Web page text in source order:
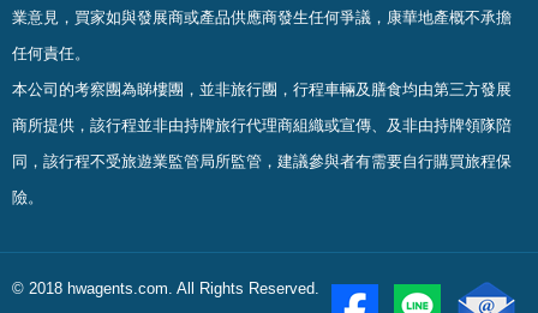
業意見，買家如與發展商或產品供應商發生任何爭議，康華地產概不承擔
任何責任。
本公司的考察團為睇樓團，並非旅行團，行程車輛及膳食均由第三方發展
商所提供，該行程並非由持牌旅行代理商組織或宣傳、及非由持牌領隊陪
同，該行程不受旅遊業監管局所監管，建議參與者有需要自行購買旅程保
險。
© 2018 hwagents.com. All Rights Reserved.